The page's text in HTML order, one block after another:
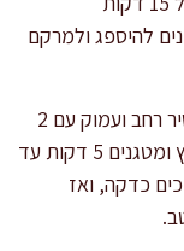
להיספג ולמרקם
בינתיים מתחילים עם הרוטב: מחממים סיר רחב ועמוק עם 2
כפות שמן זית. מוסיפים את הבצל הקצוץ ומטגנים 5 דקות עד
כדקה, ואז